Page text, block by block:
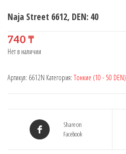
Naja Street 6612, DEN: 40
740 ₸
Нет в наличии
Артикул: 6612N Категория: Тонкие (10 - 50 DEN)
Share on
Facebook